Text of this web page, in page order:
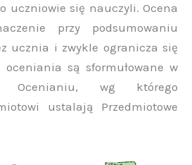
uczniowie się nauczyli. Ocena
przy podsumowaniu
ucznia i zwykle ogranicza się
są sformułowane w
Ocenianiu, wg którego
ustalają Przedmiotowe